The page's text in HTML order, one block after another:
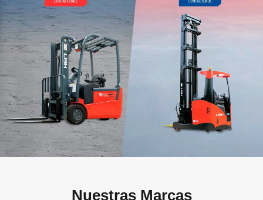
Nuestras Marcas